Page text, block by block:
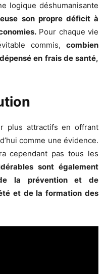
logique déshumanisante
son propre déficit à
Pour chaque vie
commis, combien
en frais de santé,
plus attractifs en offrant
comme une évidence.
cependant pas tous les
sont également
la prévention et de
et de la formation des